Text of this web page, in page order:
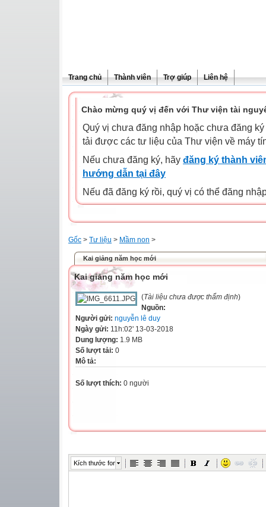
Trang chủ Thành viên Trợ giúp Liên hệ
Chào mừng quý vị đến với Thư viện tài
Quý vị chưa đăng nhập hoặc chưa đăng
tải được các tư liệu của Thư viện về máy
Nếu chưa đăng ký, hãy đăng ký thành
hướng dẫn tại đây
Nếu đã đăng ký rồi, quý vị có thể đăng
Gốc > Tư liệu > Mầm non >
Kai giảng năm học mới
Kai giảng năm học mới
(Tài liệu chưa được thẩm định)
Nguồn:
Người gửi: nguyễn lê duy
Ngày gửi: 11h:02' 13-03-2018
Dung lượng: 1.9 MB
Số lượt tải: 0
Mô tả:
Số lượt thích: 0 người
Kích thước font